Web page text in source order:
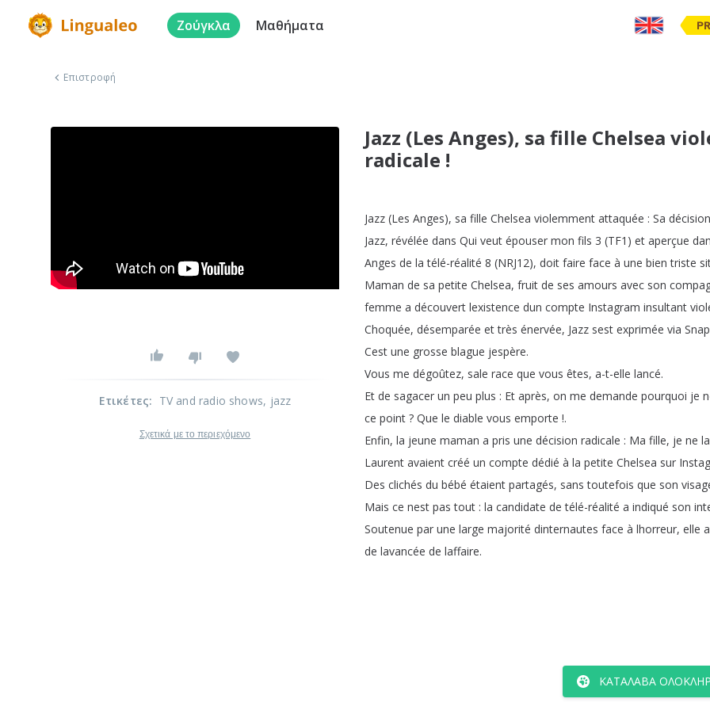
Ζούγκλα Μαθήματα
Επιστροφή
Jazz (Les Anges), sa fille Chelsea
radicale !
Jazz (Les Anges), sa fille Chelsea violemment attaquée : Sa décision
Jazz, révélée dans Qui veut épouser mon fils 3 (TF1) et aperçue
Anges de la télé-réalité 8 (NRJ12), doit faire face à une bien triste
Maman de sa petite Chelsea, fruit de ses amours avec son
femme a découvert lexistence dun compte Instagram insultant
Choquée, désemparée et très énervée, Jazz sest exprimée via
Cest une grosse blague jespère.
Vous me dégoûtez, sale race que vous êtes, a-t-elle lancé.
Et de sagacer un peu plus : Et après, on me demande pourquoi je
ce point ? Que le diable vous emporte !.
Enfin, la jeune maman a pris une décision radicale : Ma fille, je ne la
Laurent avaient créé un compte dédié à la petite Chelsea sur
Des clichés du bébé étaient partagés, sans toutefois que son
Mais ce nest pas tout : la candidate de télé-réalité a indiqué son
Soutenue par une large majorité dinternautes face à lhorreur, elle a
de lavancée de laffaire.
ΚΑΤΆΛΑΒΑ
Ετικέτες: TV and radio shows, jazz
Σχετικά με το περιεχόμενο